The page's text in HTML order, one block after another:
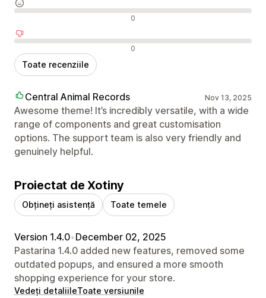
0
0
Toate recenziile
Central Animal Records Nov 13, 2025
Awesome theme! It’s incredibly versatile, with a wide
range of components and great customisation
options. The support team is also very friendly and
genuinely helpful.
Proiectat de Xotiny
Obțineți asistență Toate temele
Version 1.4.0•December 02, 2025
Pastarina 1.4.0 added new features, removed some
outdated popups, and ensured a more smooth
shopping experience for your store.
Vedeți detaliileToate versiunile